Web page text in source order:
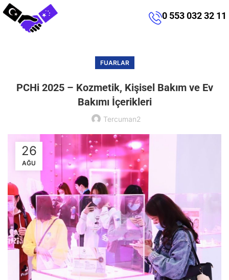
0 553 032 32 11
FUARLAR
PCHi 2025 – Kozmetik, Kişisel Bakım ve Ev
Bakımı İçerikleri
Tercuman2
26
AĞU